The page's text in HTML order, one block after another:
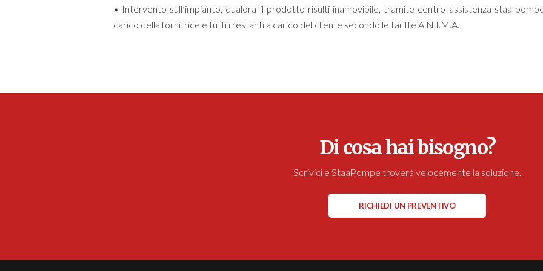
• Intervento sull’impianto, qualora il prodotto risulti inamovibile, tramite centro assistenza staa
carico della fornitrice e tutti i restanti a carico del cliente secondo le tariffe A.N.I.M.A.
Di cosa hai bisogno?
Scrivici e StaaPompe troverà velocemente la soluzione.
RICHIEDI UN PREVENTIVO